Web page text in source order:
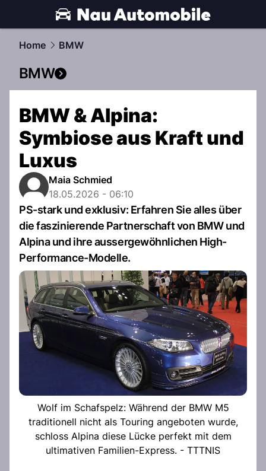
automobile.NAU.ch
Home BMW
BMW
BMW & Alpina:
Symbiose aus Kraft und
Luxus
Maia Schmied
18.05.2026 - 06:10
PS-stark und exklusiv: Erfahren Sie alles über
die faszinierende Partnerschaft von BMW und
Alpina und ihre aussergewöhnlichen High-
Performance-Modelle.
Wolf im Schafspelz: Während der BMW M5
traditionell nicht als Touring angeboten wurde,
schloss Alpina diese Lücke perfekt mit dem
ultimativen Familien-Express. - TTTNIS